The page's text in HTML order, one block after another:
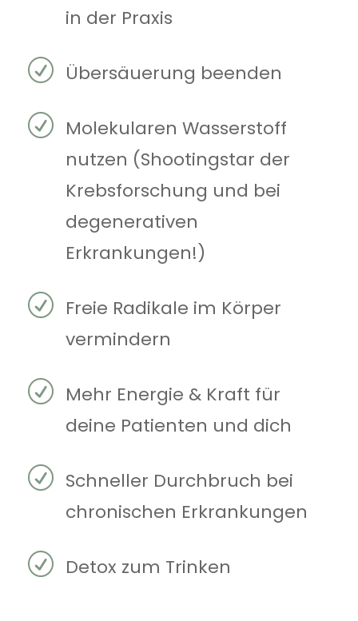
in der Praxis
R Übersäuerung beenden
R Molekularen Wasserstoff
nutzen (Shootingstar der
Krebsforschung und bei
degenerativen
Erkrankungen!)
R Freie Radikale im Körper
vermindern
R Mehr Energie & Kraft für
deine Patienten und dich
R Schneller Durchbruch bei
chronischen Erkrankungen
R Detox zum Trinken